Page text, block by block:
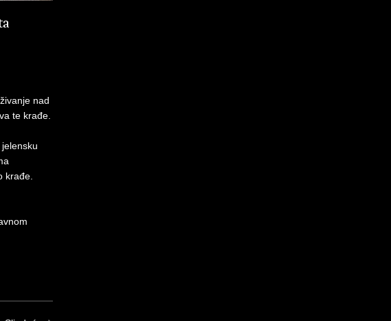
nad
te krađe.
krađe.